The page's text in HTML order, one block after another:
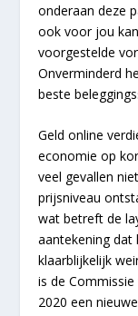
onderaan deze
ook voor jou
voorgestelde
Onverminderd
beste
Geld online
economie op
veel gevallen
prijsniveau
wat betreft de
aantekening dat
klaarblijkelijk
is de
2020 een